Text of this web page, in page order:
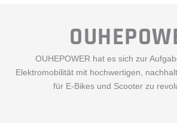
OUHEPOWER hat es sich zur
Elektromobilität mit hochwertigen,
für E-Bikes und Scooter zu